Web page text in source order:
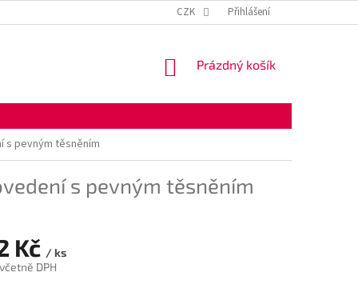
OBCHODNÍ PODMÍNKY
CZK Přihlášení
NÁKUPNÍ
Prázdný košík
s pevným těsněním
s pevným těsněním
Kč / ks
DPH